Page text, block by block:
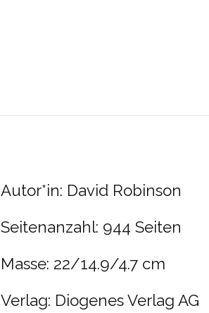
Autor*in: David Robinson
Seitenanzahl: 944 Seiten
Masse: 22/14.9/4.7 cm
Verlag: Diogenes Verlag AG